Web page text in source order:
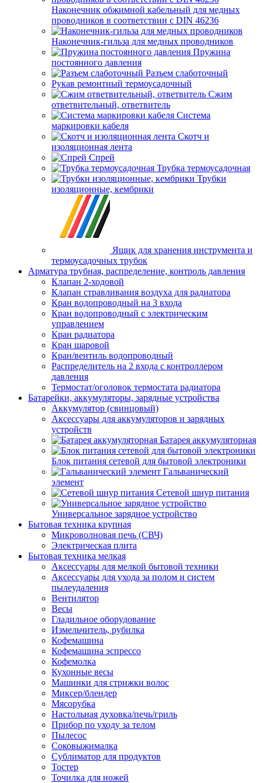
Наконечник обжимной кабельный для медных
проводников в соответствии с DIN 46236
Наконечник-гильза для медных проводников
Пружина
постоянного давления
Разъем слаботочный
Рукав ремонтный термоусадочный
Сжим
ответвительный, ответвитель
Система
маркировки кабеля
Скотч и
изоляционная лента
Спрей
Трубка термоусадочная
Трубки
изоляционные, кембрики
Ящик для хранения инструмента и
термоусадочных трубок
Арматура трубная, распределение, контроль давления
Клапан 2-ходовой
Клапан стравливания воздуха для радиатора
Кран водопроводный на 3 входа
Кран водопроводный с электрическим
управлением
Кран радиатора
Кран шаровой
Кран/вентиль водопроводный
Распределитель на 2 входа с контроллером
давления
Термостат/оголовок термостата радиатора
Батарейки, аккумуляторы, зарядные устройства
Аккумулятор (свинцовый)
Аксессуары для аккумуляторов и зарядных
устройств
Батарея аккумуляторная
Блок питания сетевой для бытовой электроники
Гальванический
элемент
Сетевой шнур питания
Универсальное зарядное устройство
Бытовая техника крупная
Микроволновая печь (СВЧ)
Электрическая плита
Бытовая техника мелкая
Аксессуары для мелкой бытовой техники
Аксессуары для ухода за полом и систем
пылеудаления
Вентилятор
Весы
Гладильное оборудование
Измельчитель, рубилка
Кофемашина
Кофемашина эспрессо
Кофемолка
Кухонные весы
Машинки для стрижки волос
Миксер/блендер
Мясорубка
Настольная духовка/печь/гриль
Прибор по уходу за телом
Пылесос
Соковыжималка
Сублиматор для продуктов
Тостер
Точилка для ножей